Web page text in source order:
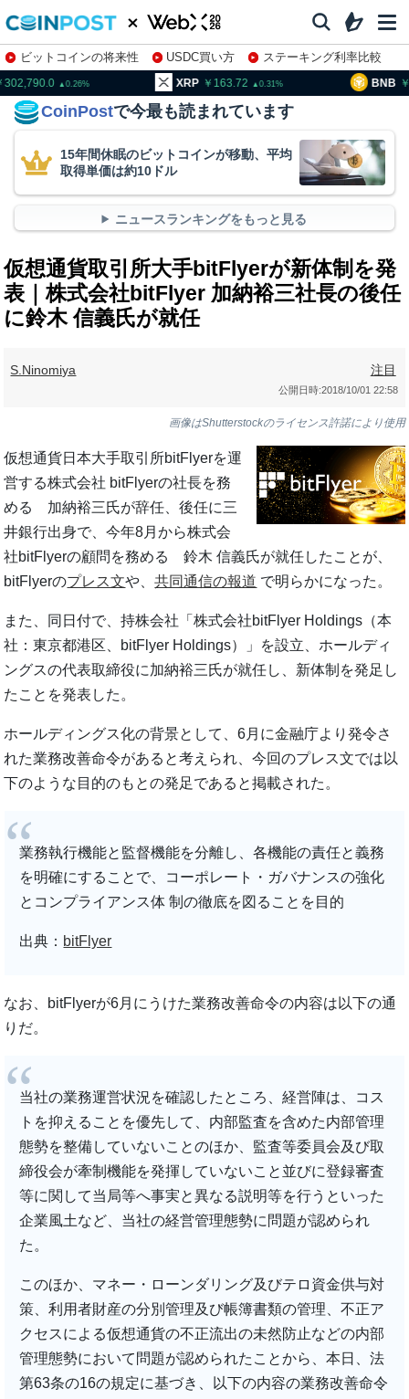
ビットコインの将来性 USDC買い方
ステーキング利率比較
株特集・関連銘柄
0.26 XRP 163.72 0.31 BNB
CoinPostで今最も読まれています
15年間休眠のビットコインが移動、平均
取得単価は約10ドル
ニュースランキングをもっと見る
仮想通貨取引所大手bitFlyerが新体制を発
表｜株式会社bitFlyer 加納裕三社長の後任
に鈴木 信義氏が就任
S.Ninomiya 注目
公開日時:2018/10/01 22:58
画像はShutterstockのライセンス許諾により使用
仮想通貨日本大手取引所bitFlyerを運
営する株式会社 bitFlyerの社長を務
める 加納裕三氏が辞任、後任に三
井銀行出身で、今年8月から株式会
社bitFlyerの顧問を務める 鈴木 信義氏が就任したことが、
bitFlyerのプレス文や、共同通信の報道 で明らかになった。
また、同日付で、持株会社「株式会社bitFlyer Holdings（本
社：東京都港区、bitFlyer Holdings）」を設立、ホールディ
ングスの代表取締役に加納裕三氏が就任し、新体制を発足し
たことを発表した。
ホールディングス化の背景として、6月に金融庁より発令さ
れた業務改善命令があると考えられ、今回のプレス文では以
下のような目的のもとの発足であると掲載された。
業務執行機能と監督機能を分離し、各機能の責任と義務
を明確にすることで、コーポレート・ガバナンスの強化
とコンプライアンス体 制の徹底を図ることを目的
出典： bitFlyer
なお、bitFlyerが6月にうけた業務改善命令の内容は以下の通
りだ。
当社の業務運営状況を確認したところ、経営陣は、コス
トを抑えることを優先して、内部監査を含めた内部管理
態勢を整備していないことのほか、監査等委員会及び取
締役会が牽制機能を発揮していないこと並びに登録審査
等に関して当局等へ事実と異なる説明等を行うといった
企業風土など、当社の経営管理態勢に問題が認められ
た。
このほか、マネー・ローンダリング及びテロ資金供与対
策、利用者財産の分別管理及び帳簿書類の管理、不正ア
クセスによる仮想通貨の不正流出の未然防止などの内部
管理態勢において問題が認められたことから、本日、法
第63条の16の規定に基づき、以下の内容の業務改善命令